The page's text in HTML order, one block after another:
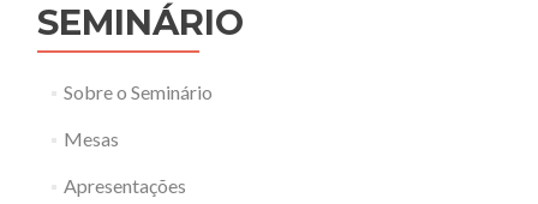
SEMINÁRIO
Sobre o Seminário
Mesas
Apresentações